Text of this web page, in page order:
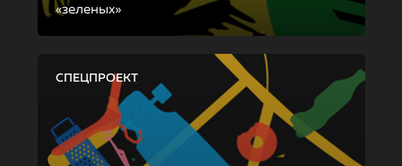
«зеленых»
СПЕЦПРОЕКТ